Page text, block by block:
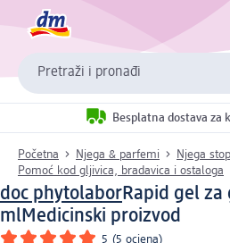
Pretraži i pronađi
Besplatna dostava za
Početna Njega & parfemi
Njega
Pomoć kod gljivica, bradavica i ostaloga
doc phytolaborRapid gel za
mlMedicinski proizvod
5 (5 ocjena)